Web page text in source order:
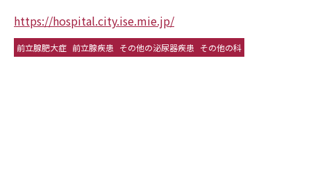
https://hospital.city.ise.mie.jp/
前立腺肥大症 前立腺疾患 その他の泌尿器疾患 その他の科